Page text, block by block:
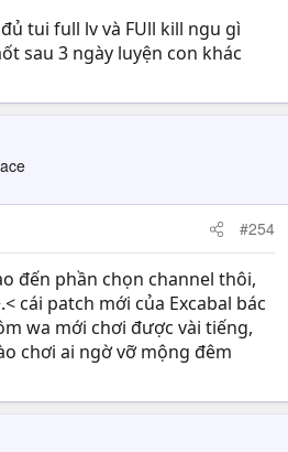
tui full lv và FUll kill ngu gì
sau 3 ngày luyện con khác
#254
đến phần chọn channel thôi,
cái patch mới của Excabal bác
wa mới chơi được vài tiếng,
chơi ai ngờ vỡ mộng đêm